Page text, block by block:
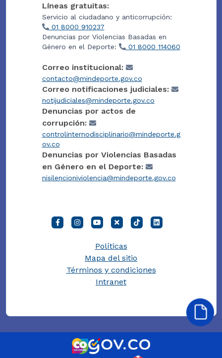
Líneas gratuitas:
Servicio al ciudadano y anticorrupción:
01 8000 910237
Denuncias por Violencias Basadas en
Género en el Deporte:
01 8000 114060
Correo institucional:
contacto@mindeporte.gov.co
Correo notificaciones judiciales:
notijudiciales@mindeporte.gov.co
Denuncias por actos de
corrupción:
controlinternodisciplinario@mindeporte.g
ov.co
Denuncias por Violencias Basadas
en Género en el Deporte:
nisilencioniviolencia@mindeporte.gov.co
Políticas
Mapa del sitio
Términos y condiciones
Intranet